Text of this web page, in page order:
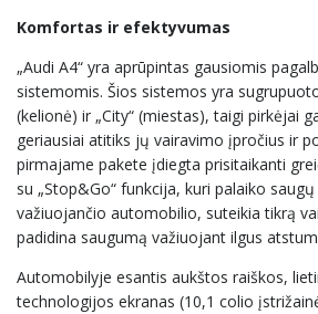
Komfortas ir efektyvumas
„Audi A4“ yra aprūpintas gausiomis
sistemomis. Šios sistemos yra
(kelionė) ir „City“ (miestas), taigi pirkėjai
geriausiai atitiks jų vairavimo įpročius ir
pirmajame pakete įdiegta prisitaikanti
su „Stop&Go“ funkcija, kuri palaiko
važiuojančio automobilio, suteikia tikrą
padidina saugumą važiuojant ilgus
Automobilyje esantis aukštos raiškos,
technologijos ekranas (10,1 colio